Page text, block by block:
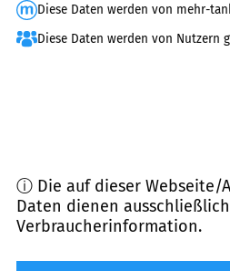
Diese Daten werden von mehr-
Diese Daten werden von Nutzern
ⓘ Die auf dieser Webseite/
Daten dienen
Verbraucherinformation.